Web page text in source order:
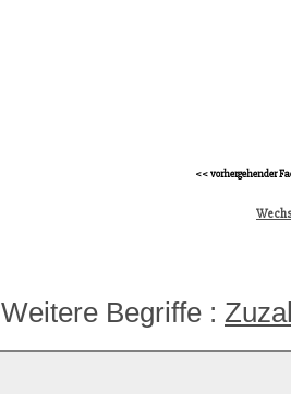
<< vorhergehender
Weitere Begriffe :